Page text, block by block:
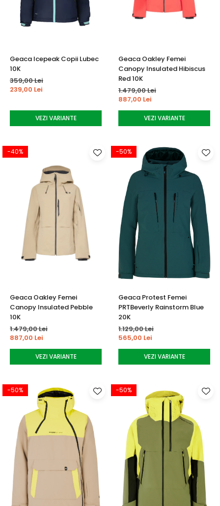
Pantaloni outdoor
Sepci
Bustiere
Underwear
Geaca Icepeak Copii Lubec
10K
359,00 Lei
239,00 Lei
VEZI VARIANTE
Geaca Oakley Femei
Canopy Insulated Hibiscus
Red 10K
1.479,00 Lei
887,00 Lei
VEZI VARIANTE
-40%
Geaca Oakley Femei
Canopy Insulated Pebble
10K
1.479,00 Lei
887,00 Lei
VEZI VARIANTE
-50%
Geaca Protest Femei
PRTBeverly Rainstorm Blue
20K
1.129,00 Lei
565,00 Lei
VEZI VARIANTE
-50% -50%